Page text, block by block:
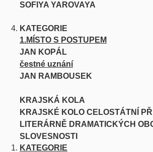
SOFIYA YAROVAYA
KATEGORIE
1.MÍSTO S POSTUPEM
JAN KOPÁL
čestné uznání
JAN RAMBOUSEK
KRAJSKÁ KOLA
KRAJSKÉ KOLO CELOSTÁTNÍ
LITERÁRNĚ DRAMATICKÝCH
SLOVESNOSTI
KATEGORIE